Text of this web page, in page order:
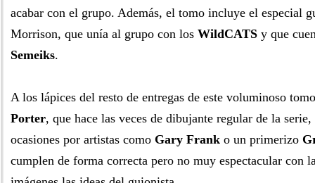
acabar con el grupo. Además, el tomo incluye el especial
Morrison, que unía al grupo con los WildCATS y que
Semeiks.
A los lápices del resto de entregas de este voluminoso
Porter, que hace las veces de dibujante regular de la
ocasiones por artistas como Gary Frank o un primerizo
cumplen de forma correcta pero no muy espectacular con